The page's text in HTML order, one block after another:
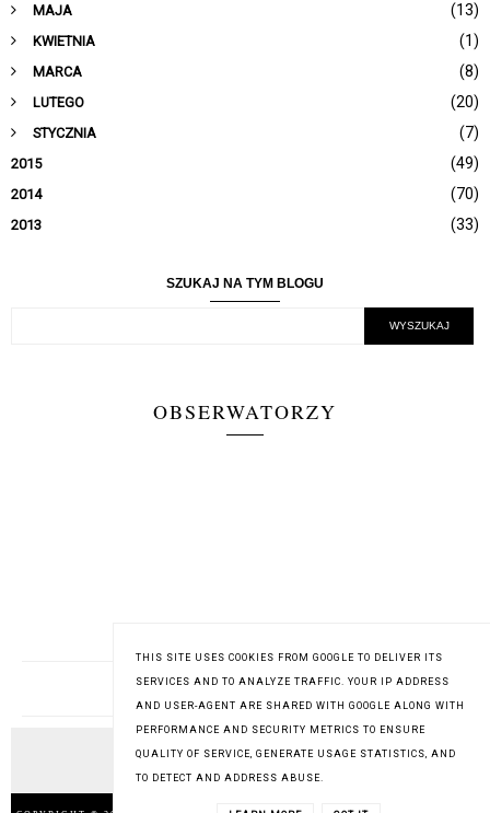
MAJA (13)
KWIETNIA (1)
MARCA (8)
LUTEGO (20)
STYCZNIA (7)
2015 (49)
2014 (70)
2013 (33)
SZUKAJ NA TYM BLOGU
OBSERWATORZY
THIS SITE USES COOKIES FROM GOOGLE TO DELIVER ITS
SERVICES AND TO ANALYZE TRAFFIC. YOUR IP ADDRESS
AND USER-AGENT ARE SHARED WITH GOOGLE ALONG WITH
PERFORMANCE AND SECURITY METRICS TO ENSURE
QUALITY OF SERVICE, GENERATE USAGE STATISTICS, AND
TO DETECT AND ADDRESS ABUSE.